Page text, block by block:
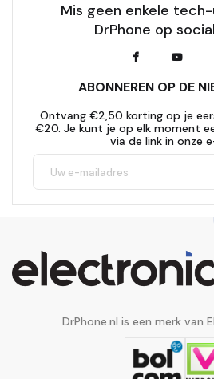
Mis geen enkele
DrPhone op
ABONNEREN OP DE
Ontvang €2,50 korting op je
€20. Je kunt je op elk moment
via de link in onze
DrPhone.nl is een merk van